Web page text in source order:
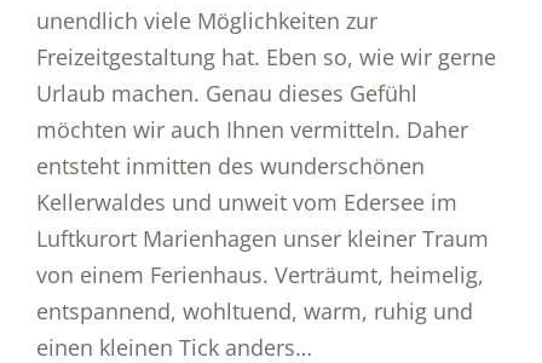
unendlich viele Möglichkeiten zur
Freizeitgestaltung hat. Eben so, wie wir gerne
Urlaub machen. Genau dieses Gefühl
möchten wir auch Ihnen vermitteln. Daher
entsteht inmitten des wunderschönen
Kellerwaldes und unweit vom Edersee im
Luftkurort Marienhagen unser kleiner Traum
von einem Ferienhaus. Verträumt, heimelig,
entspannend, wohltuend, warm, ruhig und
einen kleinen Tick anders…